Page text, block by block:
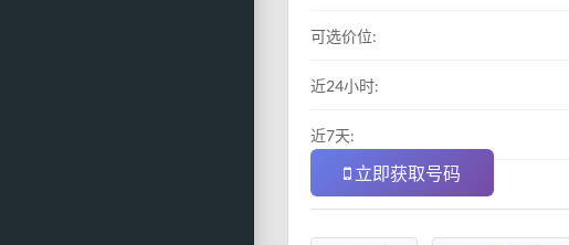
可选价位:
近24小时:
近7天:
立即获取号码